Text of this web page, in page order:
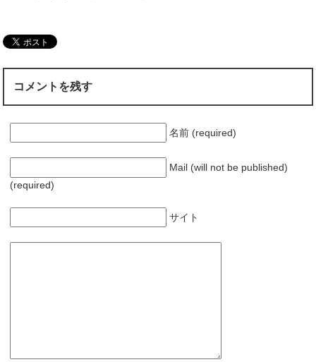
コメントを残す
名前 (required)
Mail (will not be published)
(required)
サイト